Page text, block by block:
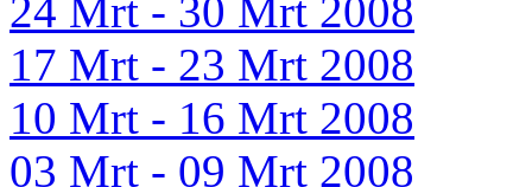
24 Mrt - 30 Mrt 2008
17 Mrt - 23 Mrt 2008
10 Mrt - 16 Mrt 2008
03 Mrt - 09 Mrt 2008